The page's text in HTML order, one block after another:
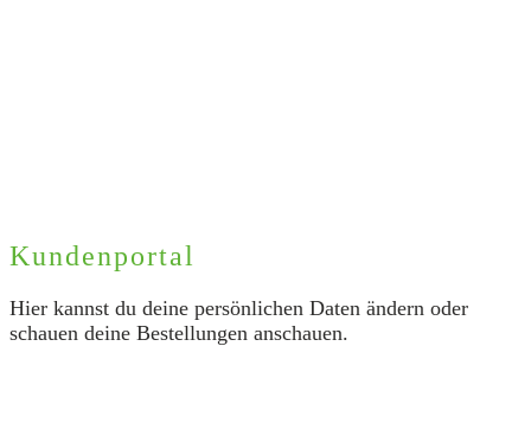
Kundenportal
Hier kannst du deine persönlichen Daten ändern oder
schauen deine Bestellungen anschauen.